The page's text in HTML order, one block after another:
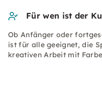
Für wen ist der
Ob Anfänger oder
ist für alle geeignet, die
kreativen Arbeit mit